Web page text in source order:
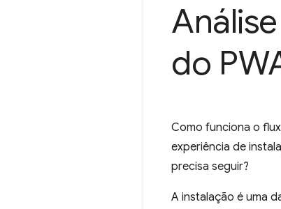
do
Como funciona o
experiência de
precisa seguir?
A instalação é uma